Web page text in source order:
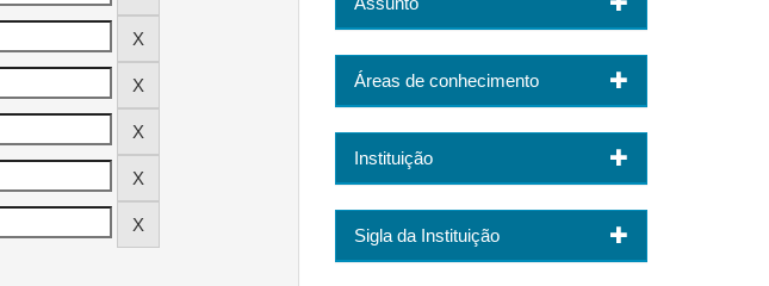
Áreas de conhecimento
Instituição
Sigla da Instituição